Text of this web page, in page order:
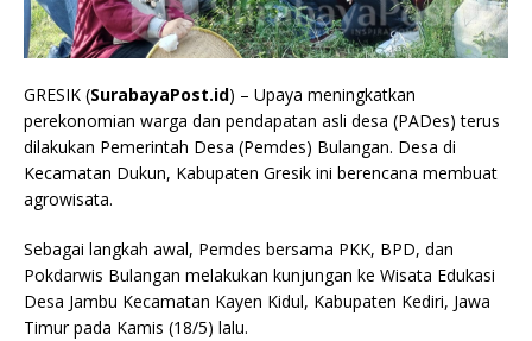
GRESIK (SurabayaPost.id) – Upaya meningkatkan
perekonomian warga dan pendapatan asli desa (PADes) terus
dilakukan Pemerintah Desa (Pemdes) Bulangan. Desa di
Kecamatan Dukun, Kabupaten Gresik ini berencana membuat
agrowisata.
Sebagai langkah awal, Pemdes bersama PKK, BPD, dan
Pokdarwis Bulangan melakukan kunjungan ke Wisata Edukasi
Desa Jambu Kecamatan Kayen Kidul, Kabupaten Kediri, Jawa
Timur pada Kamis (18/5) lalu.